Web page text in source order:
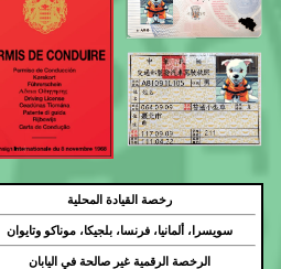
رخصة القيادة المحلية
سويسرا، ألمانيا، فرنسا، بلجيكا، موناكو وتايوان
الرخصة الرقمية غير صالحة في اليابان